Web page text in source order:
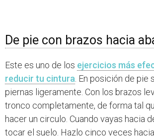
De pie con brazos hacia
Este es uno de los ejercicios más
reducir tu cintura . En posición de pie
piernas ligeramente. Con los brazos
tronco completamente, de forma tal
hacer un circulo. Cuando vayas hacia
tocar el suelo. Hazlo cinco veces